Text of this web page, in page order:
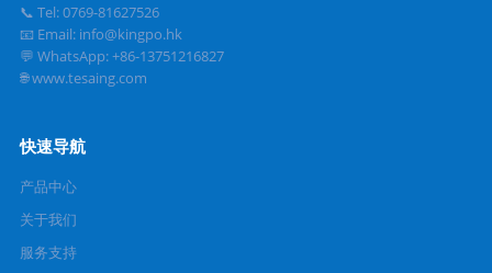
📞 Tel: 0769-81627526
📧 Email: info@kingpo.hk
💬 WhatsApp: +86-13751216827
🌐 www.tesaing.com
快速导航
产品中心
关于我们
服务支持